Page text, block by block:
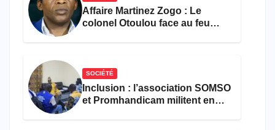
Affaire Martinez Zogo : Le
colonel Otoulou face au feu
SOCIÉTÉ
Inclusion : l’association SOMSO
et Promhandicam militent en